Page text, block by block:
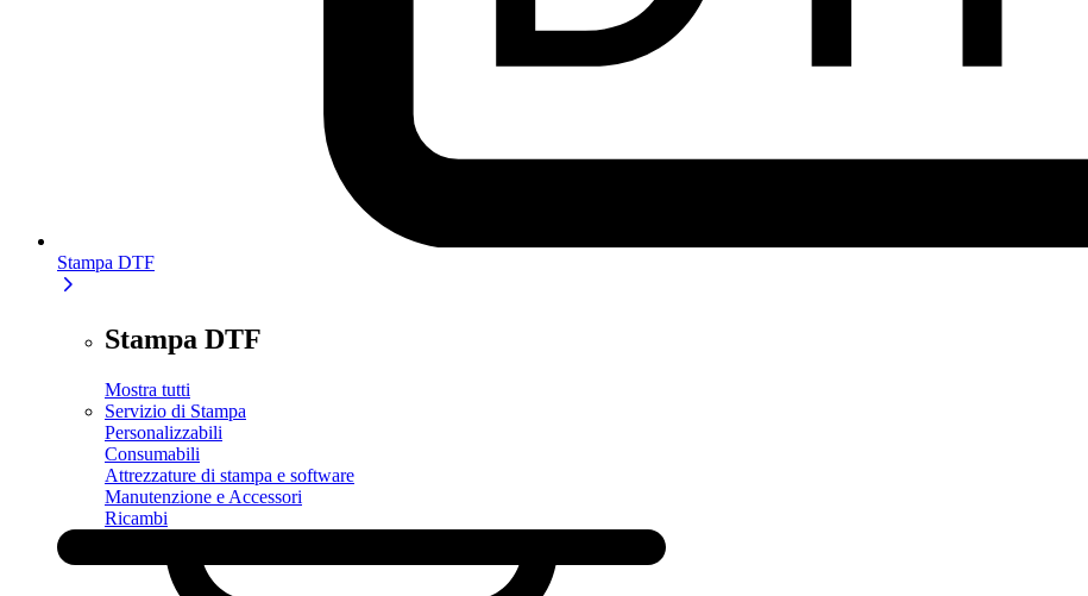
Stampa DTF
Stampa DTF
Mostra tutti
Servizio di Stampa
Personalizzabili
Consumabili
Attrezzature di stampa e software
Manutenzione e Accessori
Ricambi